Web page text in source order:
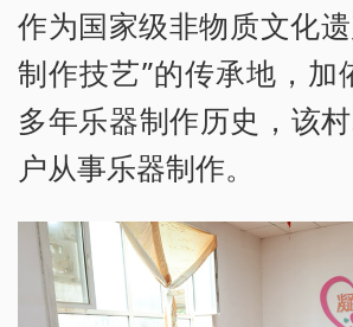
作为国家级非物质文化
制作技艺”的传承地，加
多年乐器制作历史，该
户从事乐器制作。